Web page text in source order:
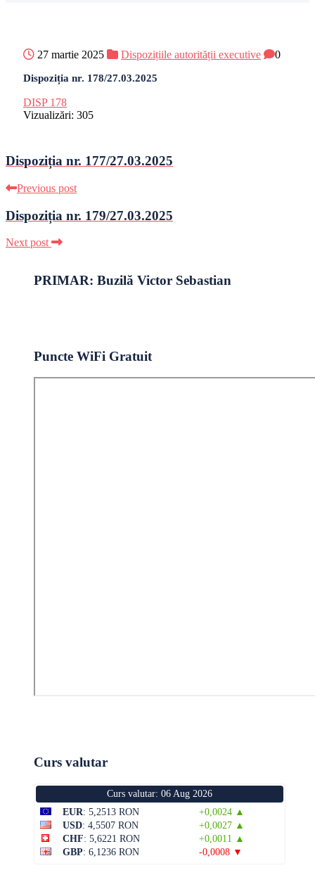
27 martie 2025 Dispozițiile autorității executive 0
Dispoziția nr. 178/27.03.2025
DISP 178
Vizualizări: 305
Dispoziția nr. 177/27.03.2025
Previous post
Dispoziția nr. 179/27.03.2025
Next post
PRIMAR: Buzilă Victor Sebastian
Puncte WiFi Gratuit
Curs valutar
Curs valutar: 06 Aug 2026
EUR: 5,2513 RON
+0,0024 ▲
USD: 4,5507 RON
+0,0027 ▲
CHF: 5,6221 RON
+0,0011 ▲
GBP: 6,1236 RON -0,0008 ▼